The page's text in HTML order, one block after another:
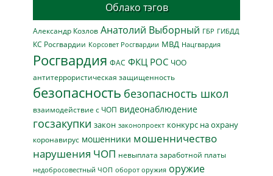
Облако тэгов
Александр Козлов Анатолий Выборный ГБР ГИБДД
КС Росгвардии Корсовет Росгвардии МВД Нацгвардия
Росгвардия ФАС ФКЦ РОС ЧОО
антитеррористическая защищенность
безопасность безопасность школ
взаимодействие с ЧОП видеонаблюдение
госзакупки закон законопроект конкурс на охрану
коронавирус мошенники мошенничество
нарушения ЧОП невыплата заработной платы
недобросовестный ЧОП оборот оружия оружие